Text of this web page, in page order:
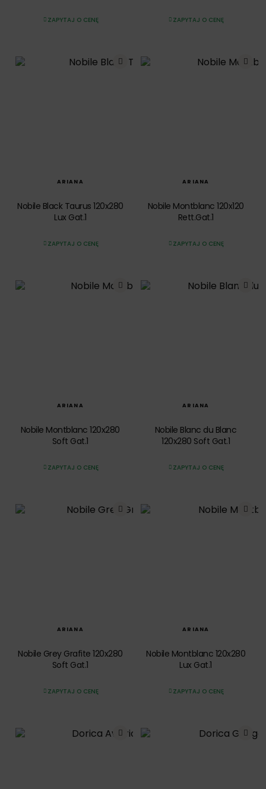
ZAPYTAJ O CENĘ ZAPYTAJ O CENĘ
ARIANA
Nobile Black Taurus 120x280
Lux Gat.1
ZAPYTAJ O CENĘ
ARIANA
Nobile Montblanc 120x120
Rett.Gat.1
ZAPYTAJ O CENĘ
ARIANA
Nobile Montblanc 120x280
Soft Gat.1
ZAPYTAJ O CENĘ
ARIANA
Nobile Blanc du Blanc
120x280 Soft Gat.1
ZAPYTAJ O CENĘ
ARIANA
Nobile Grey Grafite 120x280
Soft Gat.1
ZAPYTAJ O CENĘ
ARIANA
Nobile Montblanc 120x280
Lux Gat.1
ZAPYTAJ O CENĘ